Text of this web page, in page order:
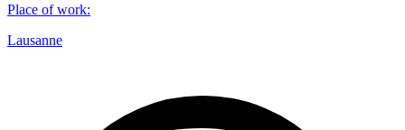
Place of work:
Lausanne